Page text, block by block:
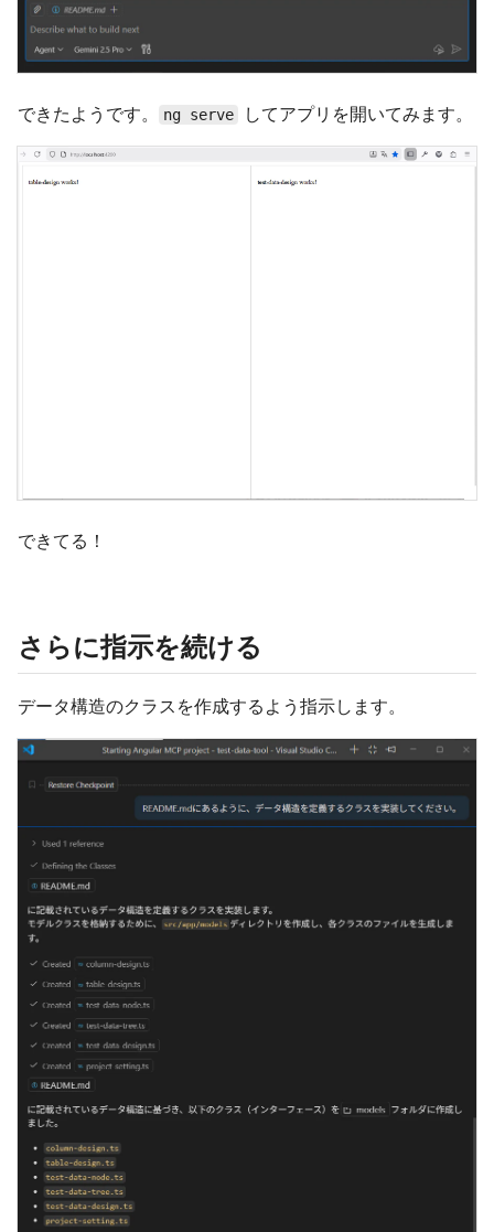
できたようです。 ng serve してアプリを開いてみます。
できてる！
さらに指示を続ける
データ構造のクラスを作成するよう指示します。